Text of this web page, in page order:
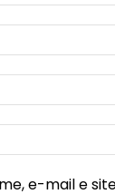
e-mail e